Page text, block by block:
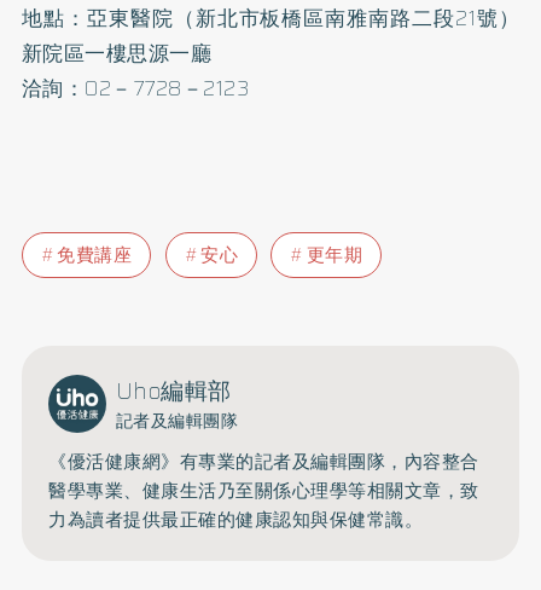
地點：亞東醫院（新北市板橋區南雅南路二段21號）
新院區一樓思源一廳
洽詢：02－7728－2123
免費講座 安心 更年期
Uho編輯部
記者及編輯團隊
《優活健康網》有專業的記者及編輯團隊，內容整合
醫學專業、健康生活乃至關係心理學等相關文章，致
力為讀者提供最正確的健康認知與保健常識。